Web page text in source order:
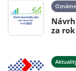
za rok